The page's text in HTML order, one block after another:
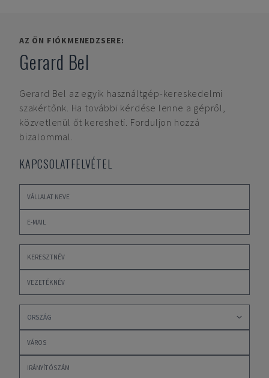
AZ ÖN FIÓKMENEDZSERE:
Gerard Bel
Gerard Bel az egyik használtgép-kereskedelmi
szakértőnk. Ha további kérdése lenne a gépről,
közvetlenül őt keresheti. Forduljon hozzá
bizalommal.
KAPCSOLATFELVÉTEL